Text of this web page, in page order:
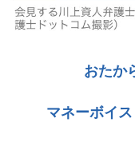
おたか
マネーボイ